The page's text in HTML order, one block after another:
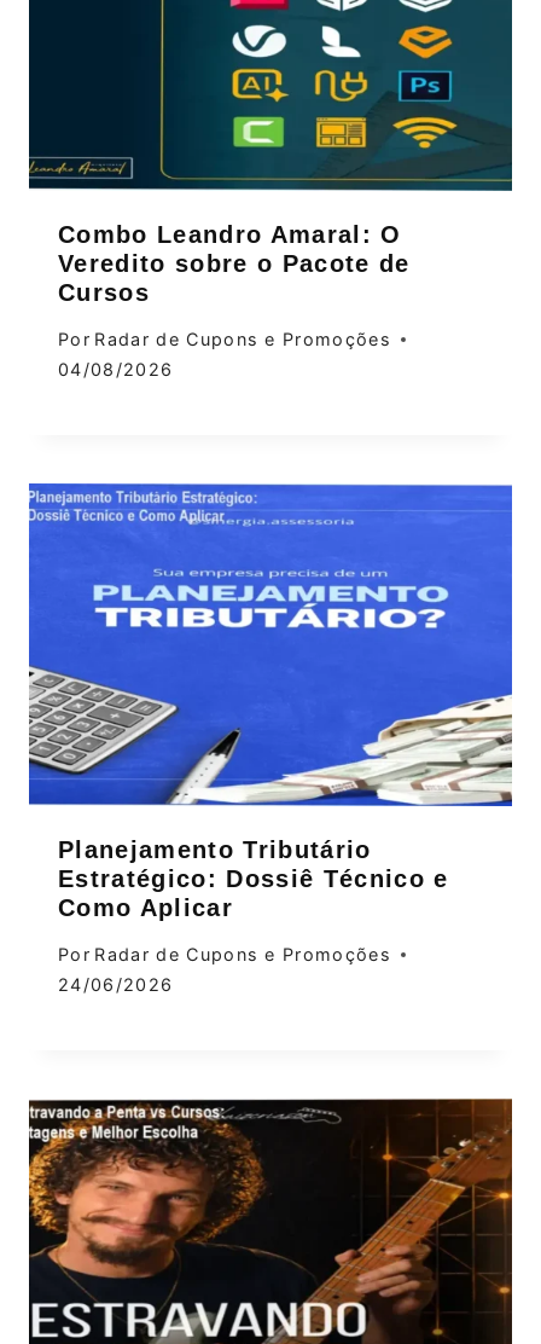
Combo Leandro Amaral: O
Veredito sobre o Pacote de
Cursos
Por Radar de Cupons e Promoções
04/08/2026
Planejamento Tributário
Estratégico: Dossiê Técnico e
Como Aplicar
Por Radar de Cupons e Promoções
24/06/2026